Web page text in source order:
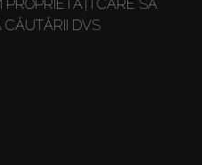
CARE SĂ
CĂUTĂRII DVS